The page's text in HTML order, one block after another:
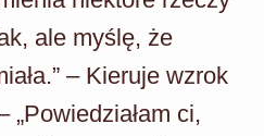
ale myślę, że
– Kieruje wzrok
„Powiedziałam ci,